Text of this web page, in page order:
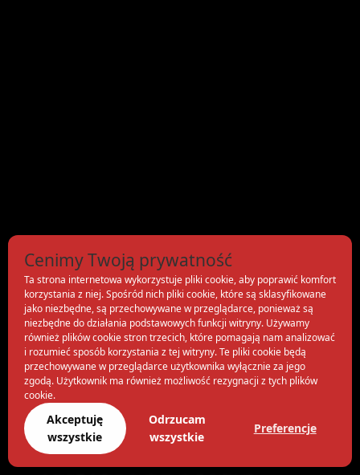
Cenimy Twoją prywatność
Ta strona internetowa wykorzystuje pliki cookie, aby poprawić komfort
korzystania z niej. Spośród nich pliki cookie, które są sklasyfikowane
jako niezbędne, są przechowywane w przeglądarce, ponieważ są
niezbędne do działania podstawowych funkcji witryny. Używamy
również plików cookie stron trzecich, które pomagają nam analizować
i rozumieć sposób korzystania z tej witryny. Te pliki cookie będą
przechowywane w przeglądarce użytkownika wyłącznie za jego
zgodą. Użytkownik ma również możliwość rezygnacji z tych plików
cookie.
Akceptuję
wszystkie
Odrzucam
wszystkie
Preferencje